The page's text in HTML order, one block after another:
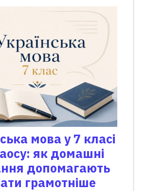
мова у 7 класі
як домашні
допомагають
грамотніше